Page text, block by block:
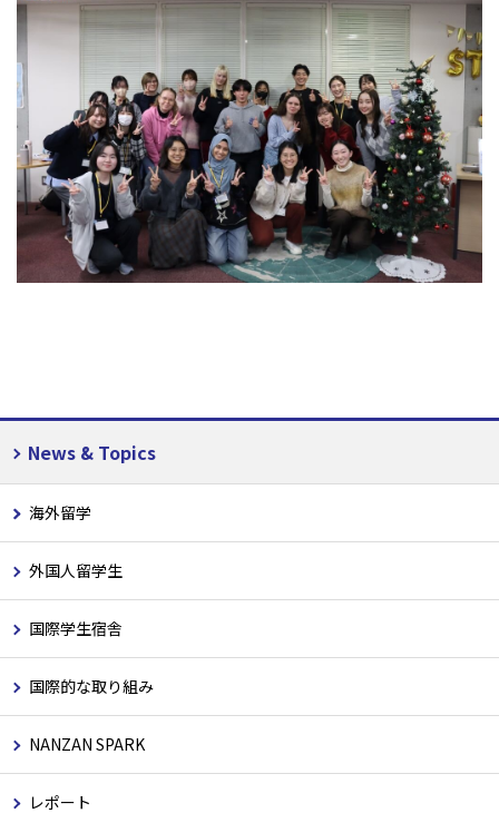
News & Topics
海外留学
外国人留学生
国際学生宿舎
国際的な取り組み
NANZAN SPARK
レポート